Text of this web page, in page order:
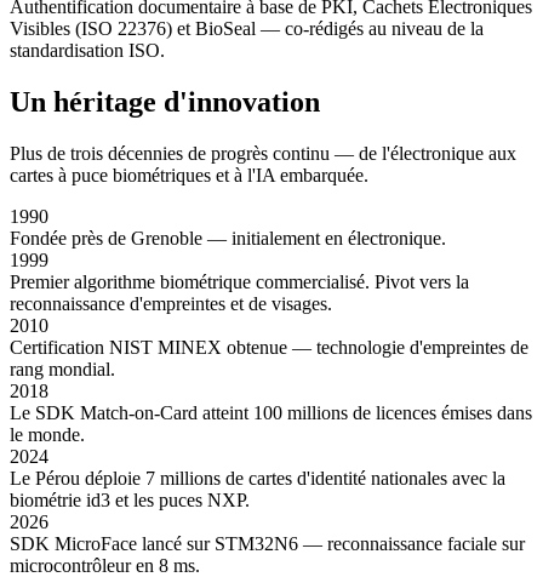
Authentification documentaire à base de PKI, Cachets Électroniques
Visibles (ISO 22376) et BioSeal — co-rédigés au niveau de la
standardisation ISO.
Un héritage d'innovation
Plus de trois décennies de progrès continu — de l'électronique aux
cartes à puce biométriques et à l'IA embarquée.
1990
Fondée près de Grenoble — initialement en électronique.
1999
Premier algorithme biométrique commercialisé. Pivot vers la
reconnaissance d'empreintes et de visages.
2010
Certification NIST MINEX obtenue — technologie d'empreintes de
rang mondial.
2018
Le SDK Match-on-Card atteint 100 millions de licences émises dans
le monde.
2024
Le Pérou déploie 7 millions de cartes d'identité nationales avec la
biométrie id3 et les puces NXP.
2026
SDK MicroFace lancé sur STM32N6 — reconnaissance faciale sur
microcontrôleur en 8 ms.